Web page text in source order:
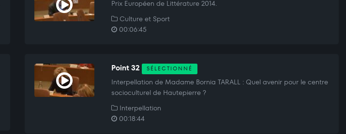
Prix Européen de Littérature 2014.
Culture et Sport
00:06:45
Point 32 SÉLECTIONNÉ
Interpellation de Madame Bornia TARALL : Quel avenir pour le centre
socioculturel de Hautepierre ?
Interpellation
00:18:44